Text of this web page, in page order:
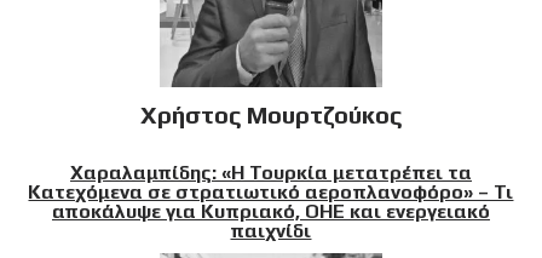
Χρήστος Μουρτζούκος
Χαραλαμπίδης: «Η Τουρκία μετατρέπει τα
Κατεχόμενα σε στρατιωτικό αεροπλανοφόρο» – Τι
αποκάλυψε για Κυπριακό, ΟΗΕ και ενεργειακό
παιχνίδι